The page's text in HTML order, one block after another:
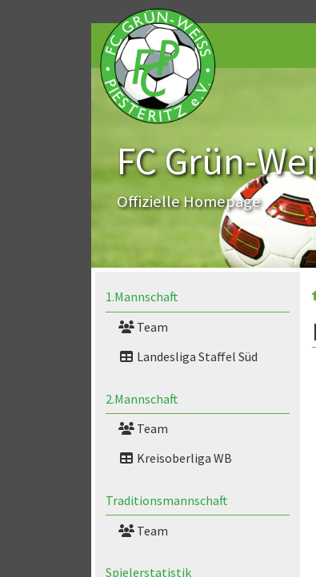
FC Grün-
Offizielle Homepage
1.Mannschaft
Team
Landesliga Staffel Süd
2.Mannschaft
Team
Kreisoberliga WB
Traditionsmannschaft
Team
Spielerstatistik